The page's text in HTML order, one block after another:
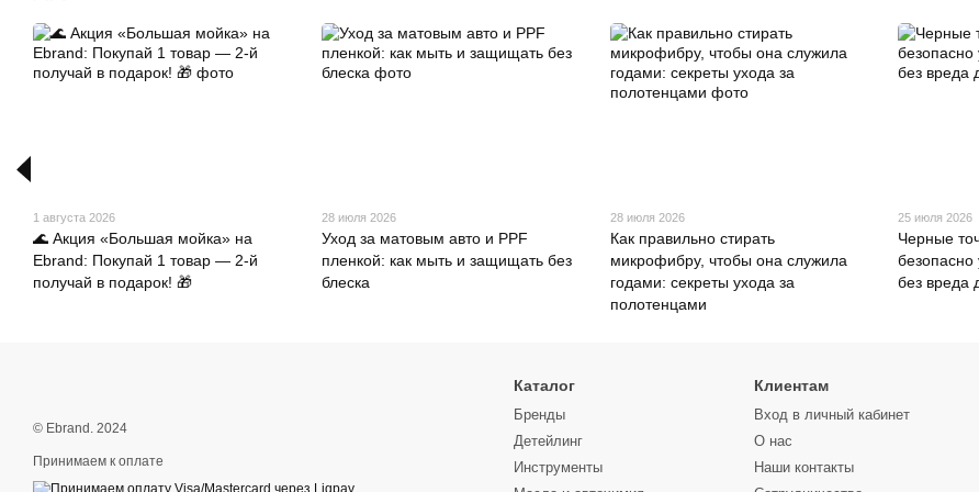
1 августа 2026
🌊 Акция «Большая мойка» на
Ebrand: Покупай 1 товар — 2-й
получай в подарок! 🎁
28 июля 2026
Уход за матовым авто и PPF
пленкой: как мыть и защищать без
блеска
28 июля 2026
Как правильно стирать
микрофибру, чтобы она служила
годами: секреты ухода за
полотенцами
25 июля 2026
Черные
безопасно
без вреда
© Ebrand. 2024
Принимаем к оплате
Каталог
Бренды
Детейлинг
Инструменты
Клиентам
Вход в личный кабинет
О нас
Наши контакты